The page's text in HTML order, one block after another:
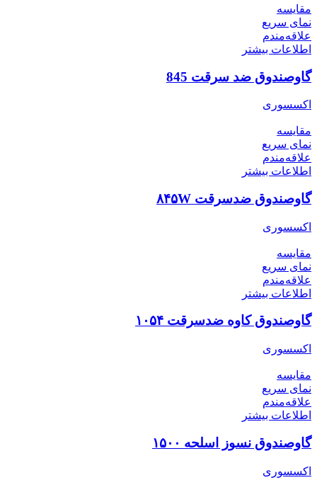
مقایسه
نمای سریع
علاقه‌مندم
اطلاعات بیشتر
گاوصندوق ضد سرقت 845
اکسسوری
مقایسه
نمای سریع
علاقه‌مندم
اطلاعات بیشتر
گاوصندوق ضدسرقت ۸۴۵W
اکسسوری
مقایسه
نمای سریع
علاقه‌مندم
اطلاعات بیشتر
گاوصندوق کاوه ضدسرقت ۱۰۵۴
اکسسوری
مقایسه
نمای سریع
علاقه‌مندم
اطلاعات بیشتر
گاوصندوق نسوز اسلحه ۱۵۰۰
اکسسوری